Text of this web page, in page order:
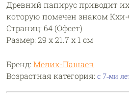
Древний папирус приводит
которую помечен знаком Кхи-
Страниц: 64 (Офсет)
Размер: 29 х 21.7 х 1 см
Бренд:Мелик-Пашаев
Возрастная категория:с 7-ми